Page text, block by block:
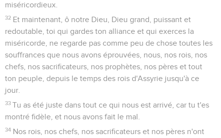
miséricordieux.
32 Et maintenant, ô notre Dieu, Dieu grand, puissant et
redoutable, toi qui gardes ton alliance et qui exerces la
miséricorde, ne regarde pas comme peu de chose toutes les
souffrances que nous avons éprouvées, nous, nos rois, nos
chefs, nos sacrificateurs, nos prophètes, nos pères et tout
ton peuple, depuis le temps des rois d'Assyrie jusqu'à ce
jour.
33 Tu as été juste dans tout ce qui nous est arrivé, car tu t'es
montré fidèle, et nous avons fait le mal.
34 Nos rois, nos chefs, nos sacrificateurs et nos pères n'ont